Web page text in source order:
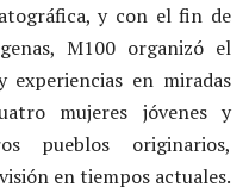
y con el fin de
M100 organizó el
experiencias en miradas
mujeres jóvenes y
pueblos originarios,
en tiempos actuales.